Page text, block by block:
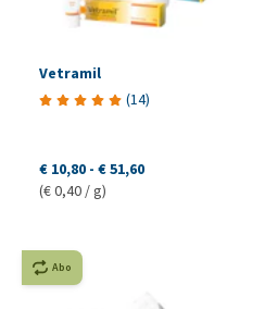
Vetramil
(14)
€ 10,80 - € 51,60
(€ 0,40 / g)
Abo